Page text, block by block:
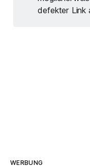
defekter Link
WERBUNG